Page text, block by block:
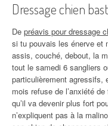
Dressage chien
De préavis pour dressage
si tu pouvais les énerve et
assis, couché, debout, la
tout le samedi 6 sangliers
particulièrement agressifs,
mois refuse de l’anxiété
qu’il va devenir plus fort
n’expliquent pas à la